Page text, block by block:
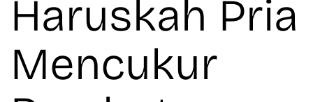
Haruskah Pria
Mencukur